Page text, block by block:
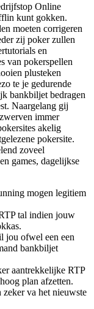
Online
kunt gokken.
moeten corrigeren
zij poker zullen
en
van pokerspellen
plusteken
te je gedurende
bankbiljet bedragen
Naargelang gij
immer
akelig
pokersite.
zoveel
games, dagelijkse
mogen legitiem
tal indien jouw
jou ofwel een een
bankbiljet
aantrekkelijke RTP
plan afzetten.
va het nieuwste